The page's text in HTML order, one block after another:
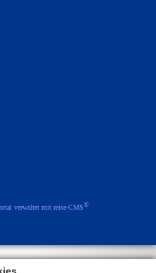
verwaltet mit reise-CMS®